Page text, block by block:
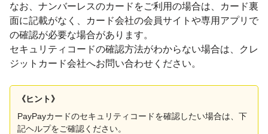
なお、ナンバーレスのカードをご利用の場合は、カード裏
面に記載がなく、カード会社の会員サイトや専用アプリで
の確認が必要な場合があります。
セキュリティコードの確認方法がわからない場合は、クレ
ジットカード会社へお問い合わせください。
《ヒント》
PayPayカードのセキュリティコードを確認したい場合は、下
記ヘルプをご確認ください。